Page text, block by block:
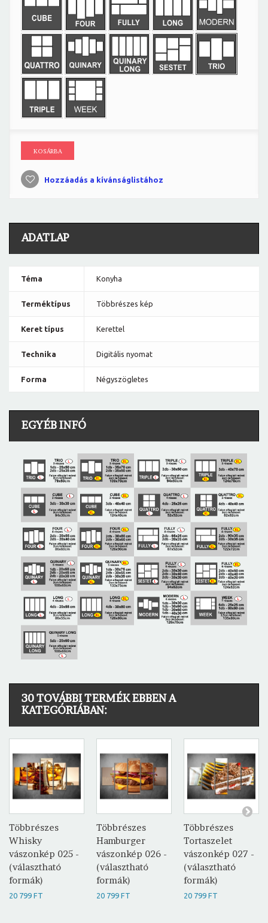
KOSÁRBA
Hozzáadás a kívánságlistához
ADATLAP
Téma Konyha
Terméktípus Többrészes kép
Keret típus Kerettel
Technika Digitális nyomat
Forma Négyszögletes
EGYÉB INFÓ
30 TOVÁBBI TERMÉK EBBEN A
KATEGÓRIÁBAN:
Többrészes
Whisky
vászonkép 025 -
(választható
formák)
20 799 FT
Többrészes
Hamburger
vászonkép 026 -
(választható
formák)
20 799 FT
Többrészes
Tortaszelet
vászonkép 027 -
(választható
formák)
20 799 FT